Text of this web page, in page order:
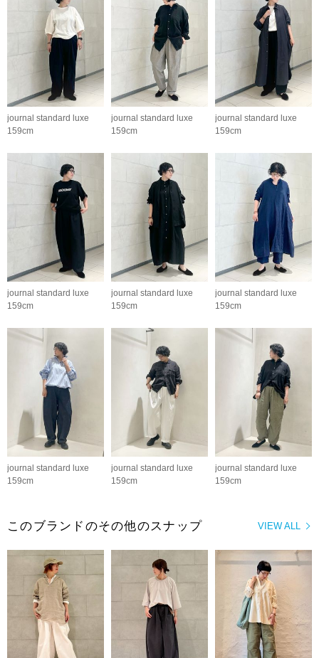
journal standard luxe
159cm
journal standard luxe
159cm
journal standard luxe
159cm
journal standard luxe
159cm
journal standard luxe
159cm
journal standard luxe
159cm
journal standard luxe
159cm
journal standard luxe
159cm
journal standard luxe
159cm
VIEW ALL
このブランドのその他のスナップ